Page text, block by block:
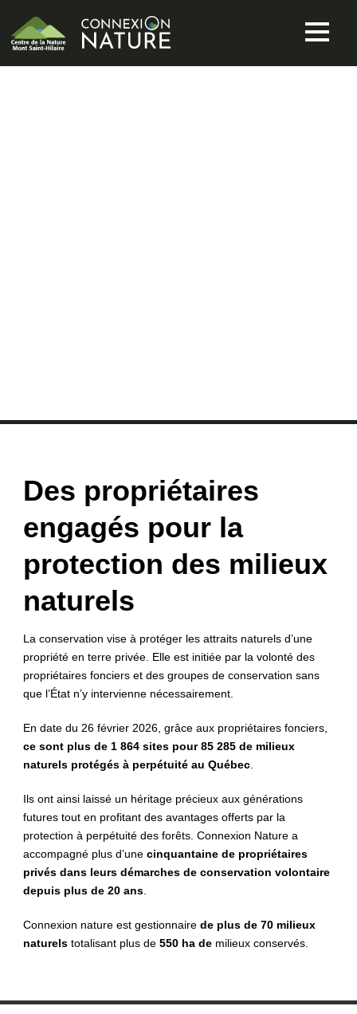
Des propriétaires
engagés pour la
protection des milieux
naturels
La conservation vise à protéger les attraits naturels d’une
propriété en terre privée. Elle est initiée par la volonté des
propriétaires fonciers et des groupes de conservation sans
que l’État n’y intervienne nécessairement.
En date du 26 février 2026, grâce aux propriétaires fonciers,
ce sont plus de 1 864 sites pour 85 285 de milieux
naturels protégés à perpétuité au Québec
Ils ont ainsi laissé un héritage précieux aux générations
futures tout en profitant des avantages offerts par la
protection à perpétuité des forêts. Connexion Nature a
accompagné plus d’une cinquantaine de propriétaires
privés dans leurs démarches de conservation volontaire
depuis plus de 20 ans
Connexion nature est gestionnaire de plus de 70 milieux
naturels totalisant plus de 550 ha de milieux conservés.